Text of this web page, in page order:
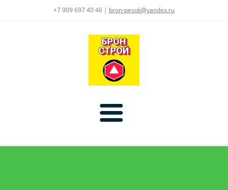
+7 909 697 40 46 | bron-pesok@yandex.ru
Главная